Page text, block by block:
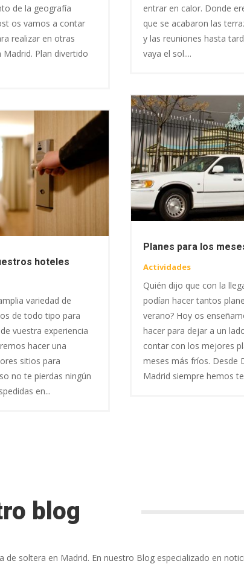
de la geografía
os vamos a contar
realizar en otras
Plan divertido
hoteles
variedad de
de todo tipo para
vuestra experiencia
hacer una
sitios para
no te pierdas ningún
en...
entrar en calor. Donde
que se acabaron las
y las reuniones hasta
vaya el sol....
Planes para los
Actividades
Quién dijo que con la
podían hacer tantos
verano? Hoy os
hacer para dejar a un
contar con los mejores
meses más fríos. Desde
Madrid siempre hemos
blog
soltera en Madrid. En nuestro Blog especializado en